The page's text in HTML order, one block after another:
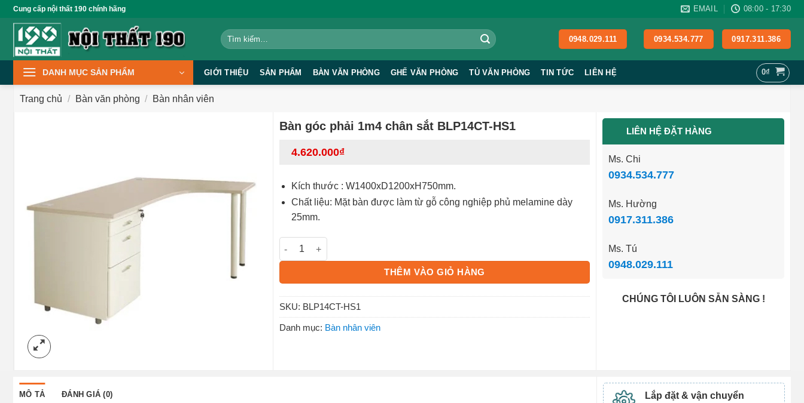
qua
dung
Cung cấp nội thất 190 chính hãng EMAIL 08:00 - 17:30
Tìm
kiếm:
0948.029.111 0934.534.777 0917.311.386
DANH MỤC SẢN PHẨM GIỚI THIỆU SẢN PHẨM BÀN VĂN PHÒNG GHẾ VĂN PHÒNG TỦ VĂN PHÒNG TIN TỨC LIÊN HỆ 0₫
Trang chủ / Bàn văn phòng / Bàn nhân viên
Bàn góc phải 1m4 chân sắt BLP14CT-HS1
4.620.000₫
Kích thước : W1400xD1200xH750mm.
Chất liệu: Mặt bàn được làm từ gỗ công nghiệp phủ melamine dày
25mm.
Bàn góc phải 1m4 chân sắt BLP14CT-HS1 số lượng
THÊM VÀO GIỎ HÀNG
SKU: BLP14CT-HS1
Danh mục: Bàn nhân viên
LIÊN HỆ ĐẶT HÀNG
Ms. Chi
0934.534.777
Ms. Hường
0917.311.386
Ms. Tú
0948.029.111
CHÚNG TÔI LUÔN SẴN SÀNG !
MÔ TẢ ĐÁNH GIÁ (0) Lắp đặt & vận chuyển